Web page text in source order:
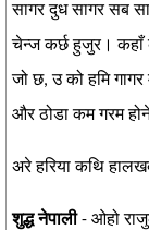
सागर दुध सागर सब
चेन्ज कर्छ हुजुर। कहाँ
जो छ, उ को हमि
और ठोडा कम गरम
अरे हरिया कथि
शुद्ध नेपाली- ओहो